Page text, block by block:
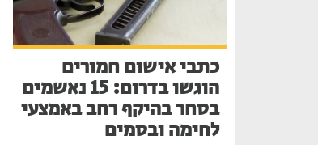
כתבי אישום חמורים
הוגשו בדרום: 15 נאשמים
בסחר בהיקף רחב באמצעי
לחימה ובסמים